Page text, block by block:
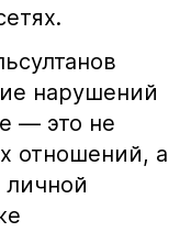
нарушений
— это не
отношений, а
личной